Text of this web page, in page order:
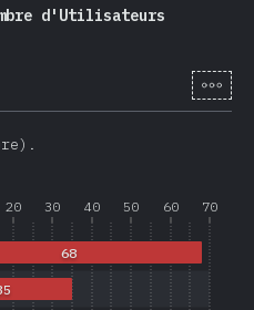
d'Utilisateurs
) [fr-
20 30 40 50 60 70
68